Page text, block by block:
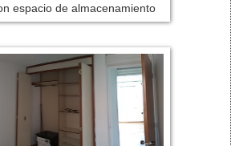
espacio de almacenamiento